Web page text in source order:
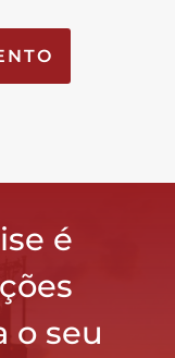
é
o seu